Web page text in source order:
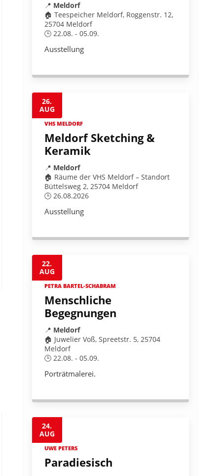
📍 Meldorf
🏠 Teespeicher Meldorf, Roggenstr. 12,
25704 Meldorf
🕒 22.08. - 05.09.
Ausstellung
26.
AUG
VHS MELDORF
Meldorf Sketching &
Keramik
📍 Meldorf
🏠 Räume der VHS Meldorf – Standort
Büttelsweg 2, 25704 Meldorf
🕒 26.08.2026
Ausstellung
22.
AUG
PETRA BARTEL-SCHABRAM
Menschliche
Begegnungen
📍 Meldorf
🏠 Juwelier Voß, Spreetstr. 5, 25704
Meldorf
🕒 22.08. - 05.09.
Porträtmalerei.
24.
AUG
UWE PETERS
Paradiesisch